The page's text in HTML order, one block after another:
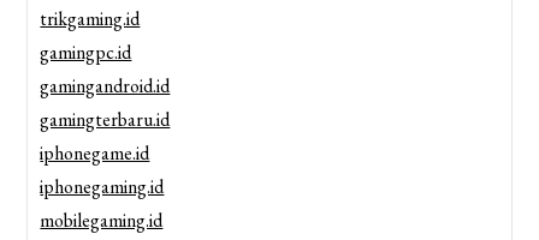
trikgaming.id
gamingpc.id
gamingandroid.id
gamingterbaru.id
iphonegame.id
iphonegaming.id
mobilegaming.id